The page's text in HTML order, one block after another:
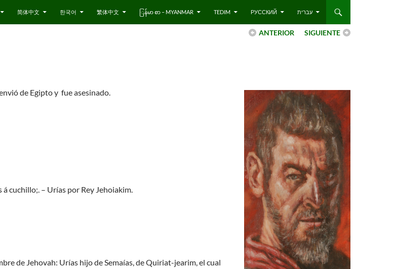
简体中文 한국어 繁体中文 ြန်မာ စာ – MYANMAR TEDIM РУССКИЙ עברית
SIGUIENTE
ANTERIOR
de Egipto y fue asesinado.
cuchillo;. – Urías por Rey Jehoiakim.
de Jehovah: Urías hijo de Semaías, de Quiriat-jearim, el cual